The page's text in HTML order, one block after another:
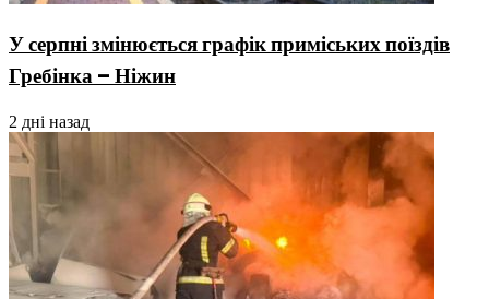
У серпні змінюється графік приміських поїздів
Гребінка – Ніжин
2 дні назад